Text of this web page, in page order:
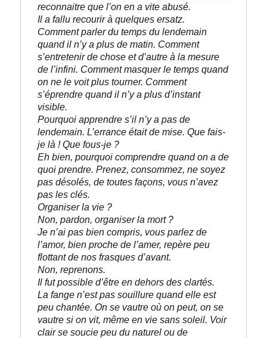
reconnaitre que l’on en a vite abusé.
Il a fallu recourir à quelques ersatz.
Comment parler du temps du lendemain
quand il n’y a plus de matin. Comment
s’entretenir de chose et d’autre à la mesure
de l’infini. Comment masquer le temps quand
on ne le voit plus tourner. Comment
s’éprendre quand il n’y a plus d’instant
visible.
Pourquoi apprendre s’il n’y a pas de
lendemain. L’errance était de mise. Que fais-
je là ! Que fous-je ?
Eh bien, pourquoi comprendre quand on a de
quoi prendre. Prenez, consommez, ne soyez
pas désolés, de toutes façons, vous n’avez
pas les clés.
Organiser la vie ?
Non, pardon, organiser la mort ?
Je n’ai pas bien compris, vous parlez de
l’amor, bien proche de l’amer, repère peu
flottant de nos frasques d’avant.
Non, reprenons.
Il fut possible d’être en dehors des clartés.
La fange n’est pas souillure quand elle est
peu chantée. On se vautre où on peut, on se
vautre si on vit, même en vie sans soleil. Voir
clair se soucie peu du naturel ou de